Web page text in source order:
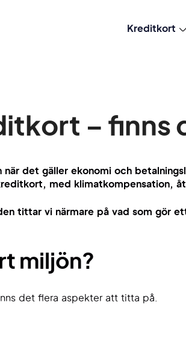
Kreditkort
– finns
det gäller ekonomi och
med klimatkompensation,
tittar vi närmare på vad som gör
miljön?
det flera aspekter att titta på.